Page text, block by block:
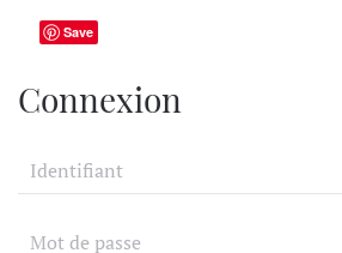
Save
Connexion